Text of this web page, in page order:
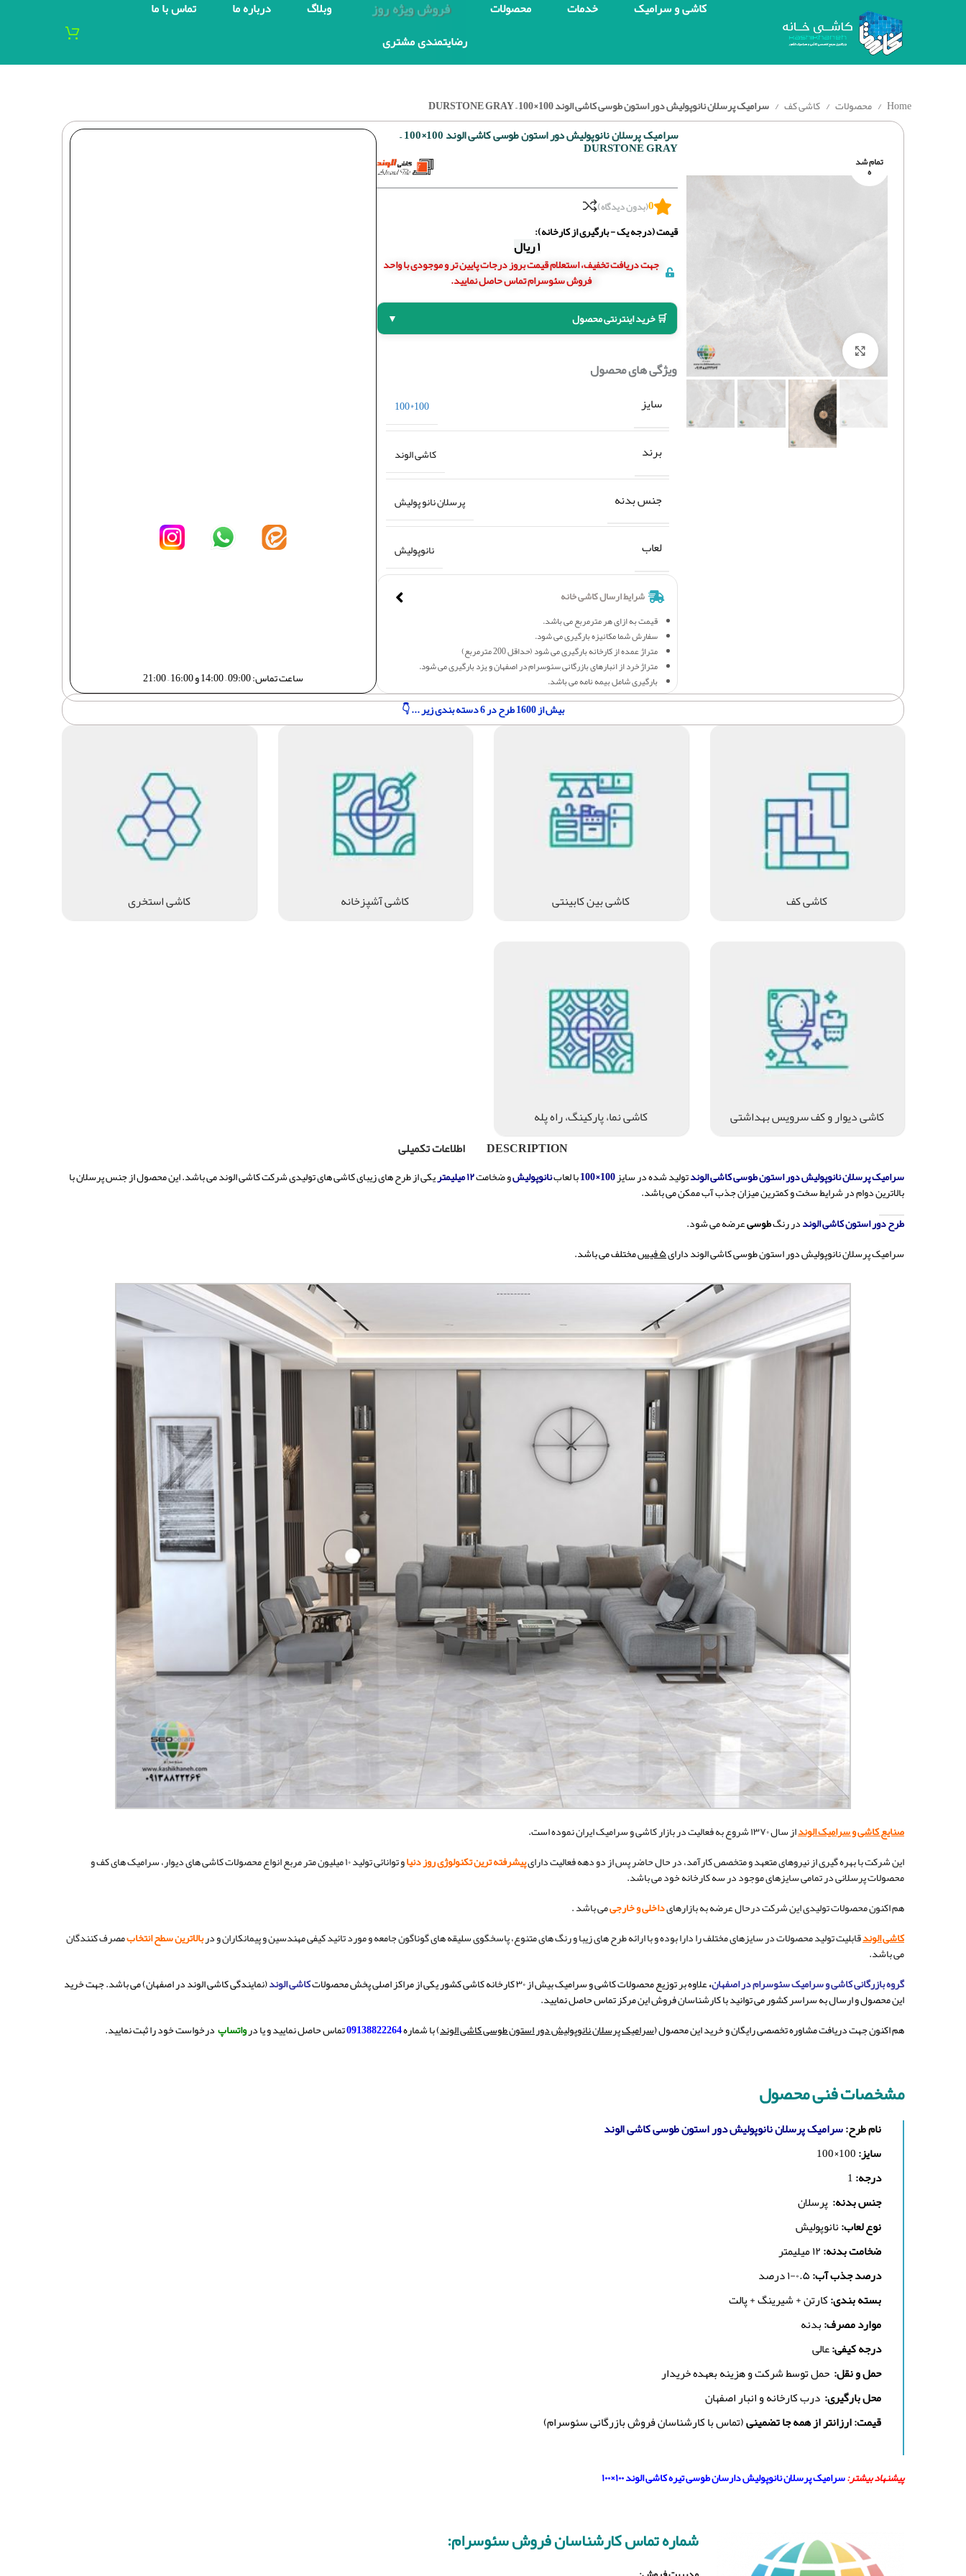
کاشی و سرامیک خدمات محصولات فروش ویژه روز وبلاگ درباره ما تماس با ما
رضایتمندی مشتری
Home محصولات کاشی کف سرامیک پرسلان نانوپولیش دور استون طوسی کاشی الوند 100×100 – DURSTONE GRAY
تمام شد
ه
برای بزرگنمایی کلیک کنید
سرامیک پرسلان نانوپولیش دور استون طوسی کاشی الوند 100×100 –
DURSTONE GRAY
0(بدون دیدگاه)
قیمت (درجه یک - بارگیری از کارخانه):
۱ریال
جهت دریافت تخفیف، استعلام قیمت بروز درجات پایین تر و موجودی با واحد
فروش سئوسرام تماس حاصل نمایید.
🛒 خرید اینترنتی محصول
▼
ویژگی های محصول
سایز 100*100
برند کاشی الوند
جنس بدنه پرسلان نانو پولیش
لعاب نانوپولیش
قیمت به ازای هر مترمربع می باشد.
سفارش شما مکانیزه بارگیری می شود.
متراژ عمده از کارخانه بارگیری می شود (حداقل 200 مترمربع)
متراژ خرد از انبارهای بازرگانی سئوسرام در اصفهان و یزد بارگیری می شود.
بارگیری شامل بیمه نامه می باشد.
شرایط ارسال کاشی خانه
ساعت تماس: 09:00 – 14:00 و 16:00 – 21:00
بیش از 1600 طرح در 6 دسته بندی زیر ... 👇
کاشی کف کاشی بین کابینتی کاشی آشپزخانه کاشی استخری
کاشی دیوار و کف سرویس بهداشتی
کاشی نما، پارکینگ، راه پله
DESCRIPTION
اطلاعات تکمیلی
سرامیک پرسلان نانوپولیش دور استون طوسی کاشی الوندتولید شده در سایز با لعابنانوپولیشو ضخامت۱۲ میلیمتر یکی از طرح های زیبای کاشی های تولیدی شرکت کاشی الوند می باشد. این محصول از جنس پرسلان با
بالاترین دوام در شرایط سخت و کمترین میزان جذب آب ممکن می باشد.
طرح دور استون کاشی الونددر رنگطوسیعرضه می شود.
سرامیک پرسلان نانوپولیش دور استون طوسی کاشی الوند دارای۵ فیس مختلف می باشد.
صنایع کاشی و سرامیک الونداز سال ۱۳۷۰ شروع به فعالیت در بازار کاشی و سرامیک ایران نموده است.
این شرکت با بهره گیری از نیروهای متعهد و متخصص کارآمد، در حال حاضر پس از دو دهه فعالیت دارایپیشرفته ترین تکنولوژی روز دنیا و توانائی تولید ۱۰ میلیون متر مربع انواع محصولات کاشی های دیوار، سرامیک های کف و
محصولات پرسلانی در تمامی سایزهای موجود در سه کارخانه خود می باشد.
هم اکنون محصولات تولیدی این شرکت درحال عرضه به بازارهایداخلی و خارجیمی باشد .
کاشی الوندقابلیت تولید محصولات در سایزهای مختلف را دارا بوده و با ارائه طرح های زیبا و رنگ های متنوع، پاسخگوی سلیقه های گوناگون جامعه و مورد تائید کیفی مهندسین و پیمانکاران و دربالاترین سطح انتخابمصرف کنندگان
می باشد.
گروه بازرگانی کاشی و سرامیک سئوسرام در اصفهان،علاوه بر توزیع محصولات کاشی و سرامیک بیش از ۳۰ کارخانه کاشی کشور یکی از مراکز اصلی پخش محصولات کاشی الوند(نمایندگی کاشی الوند در اصفهان) می باشد. جهت خرید
این محصول و ارسال به سراسر کشور می توانید با کارشناسان فروش این مرکز تماس حاصل نمایید.
هم اکنون جهت دریافت مشاوره تخصصی رایگان و خرید این محصول (سرامیک پرسلان نانوپولیش دور استون طوسی کاشی الوند) با شماره09138822264تماس حاصل نمایید و یا درواتساپدرخواست خود را ثبت نمایید.
مشخصات فنی محصول
نام طرح:سرامیک پرسلان نانوپولیش دور استون طوسی کاشی الوند
سایز:
درجه:
جنس بدنه: پرسلان
نوع لعاب:نانوپولیش
ضخامت بدنه:
درصد جذب آب:
بسته بندی:کارتن + شیرینگ + پالت
موارد مصرف:بدنه
درجه کیفی:عالی
حمل و نقل: حمل توسط شرکت و هزینه بعهده خریدار
محل بارگیری: درب کارخانه و انبار اصفهان
قیمت: ارزانتر از همه جا تضمینی(تماس با کارشناسان فروش بازرگانی سئوسرام)
پیشنهاد بیشتر:سرامیک پرسلان نانوپولیش دارسان طوسی تیره کاشی الوند ۱۰۰×۱۰۰
شماره تماس کارشناسان فروش سئوسرام: